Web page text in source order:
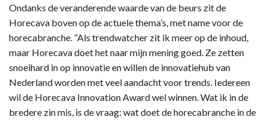
Ondanks de veranderende waarde van de beurs zit de
Horecava boven op de actuele thema’s, met name voor de
horecabranche. “Als trendwatcher zit ik meer op de inhoud,
maar Horecava doet het naar mijn mening goed. Ze zetten
snoeihard in op innovatie en willen de innovatiehub van
Nederland worden met veel aandacht voor trends. Iedereen
wil de Horecava Innovation Award wel winnen. Wat ik in de
bredere zin mis, is de vraag: wat doet de horecabranche in de